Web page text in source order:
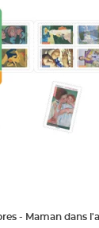
- Maman dans